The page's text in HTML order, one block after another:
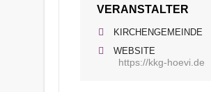
VERANSTALTER
KIRCHENGEMEINDE
WEBSITE
https://kkg-hoevi.de